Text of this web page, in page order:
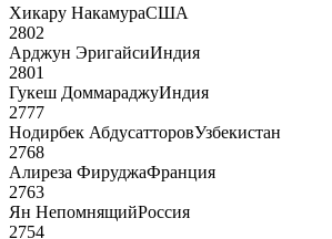
Хикару НакамураСША
2802
Арджун ЭригайсиИндия
2801
Гукеш ДоммараджуИндия
2777
Нодирбек АбдусатторовУзбекистан
2768
Алиреза ФируджаФранция
2763
Ян НепомнящийРоссия
2754